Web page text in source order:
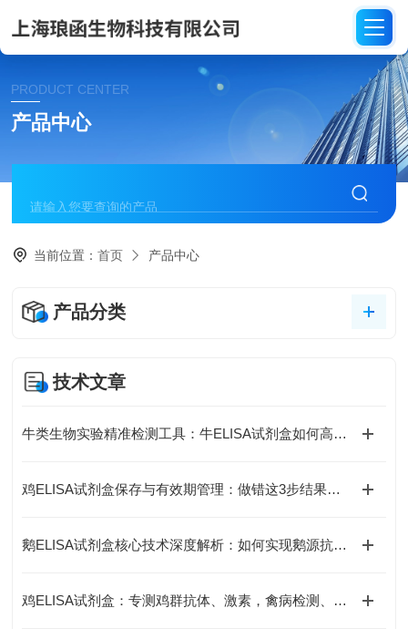
PRODUCT CENTER
产品中心
当前位置：首页 产品中心
产品分类
技术文章
牛类生物实验精准检测工具：牛ELISA试剂盒如何高效完成牛源样本目标蛋白定量分析？
鸡ELISA试剂盒保存与有效期管理：做错这3步结果全废
鹅ELISA试剂盒核心技术深度解析：如何实现鹅源抗体与抗原的高特异性检测及精准定量分析？
鸡ELISA试剂盒：专测鸡群抗体、激素，禽病检测、养殖科研都能用